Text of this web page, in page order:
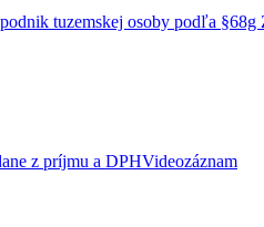
tuzemskej osoby podľa §68g
z príjmu a DPHVideozáznam